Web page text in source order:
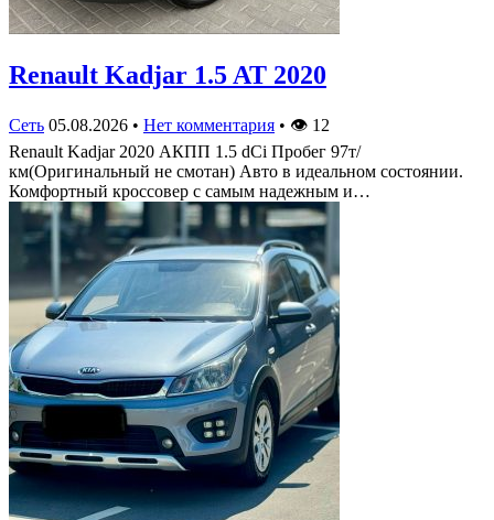
Renault Kadjar 1.5 AT 2020
Сеть 05.08.2026 • Нет комментария • 👁 12
Renault Kadjar 2020 АКПП 1.5 dCi Пробег 97т/
км(Оригинальный не смотан) Авто в идеальном состоянии.
Комфортный кроссовер с самым надежным и…